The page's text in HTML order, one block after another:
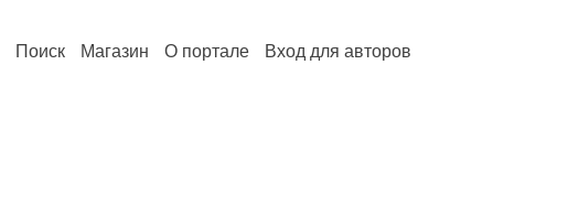
Поиск Магазин О портале Вход для авторов